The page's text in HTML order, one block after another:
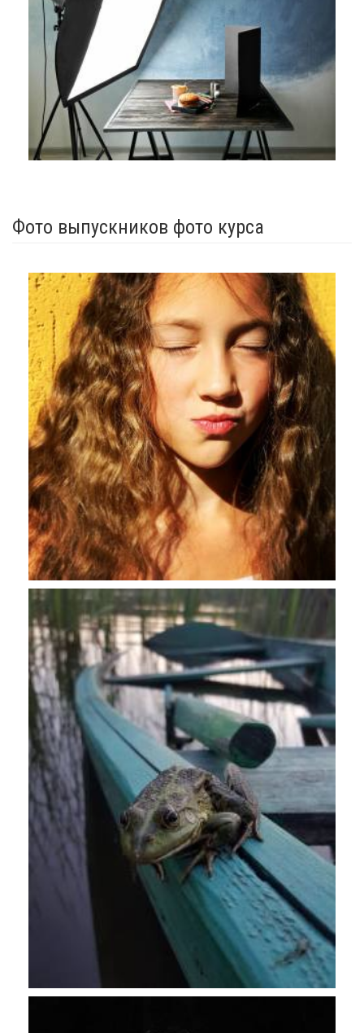
Фото выпускников фото курса